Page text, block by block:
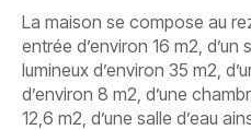
La maison se compose au
entrée d’environ 16 m2,
lumineux d’environ 35 m2,
d’environ 8 m2, d’une
12,6 m2, d’une salle d’eau